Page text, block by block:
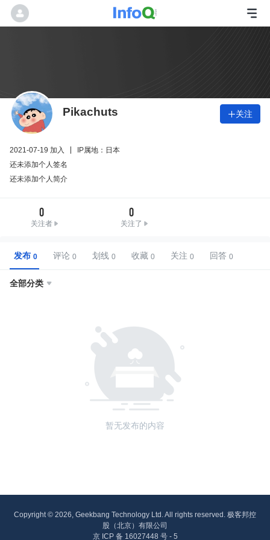
Pikachuts 关注
2021-07-19 加入
IP属地：日本
还未添加个人签名
还未添加个人简介
0
关注者
0
关注了
发布 评论 划线 收藏 关注 回答
全部分类 
暂无发布的内容
Copyright © 2026, Geekbang Technology Ltd. All rights reserved. 极客邦控
股（北京）有限公司
京 ICP 备 16027448 号 - 5